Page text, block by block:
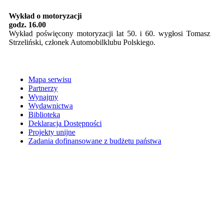
Wykład o motoryzacji
godz. 16.00
Wykład poświęcony motoryzacji lat 50. i 60. wygłosi Tomasz
Strzeliński, członek Automobilklubu Polskiego.
Mapa serwisu
Partnerzy
Wynajmy
Wydawnictwa
Biblioteka
Deklaracja Dostępności
Projekty unijne
Zadania dofinansowane z budżetu państwa